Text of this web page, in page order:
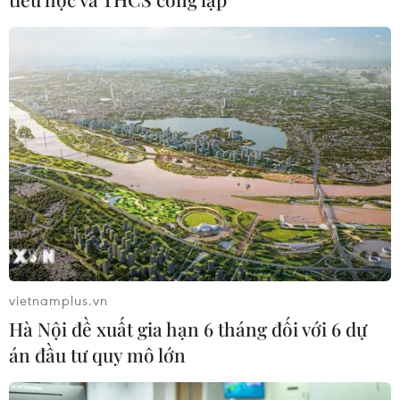
bước vào thử thách lớn nhất
Xem trực tiếp Indonesia-Việt Nam tại
ASEAN Cup 2026 trên kênh nào?
03/08/2026 09:21
Xem thêm
CƠ QUAN CHỦ QUẢN: THÔNG TẤN XÃ VIỆT NAM
vietnamplus.vn
Hà Nội đề xuất gia hạn 6 tháng đối với 6 dự
án đầu tư quy mô lớn